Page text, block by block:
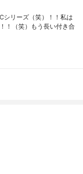
シリーズ（笑）！！私は
！（笑）もう長い付き合